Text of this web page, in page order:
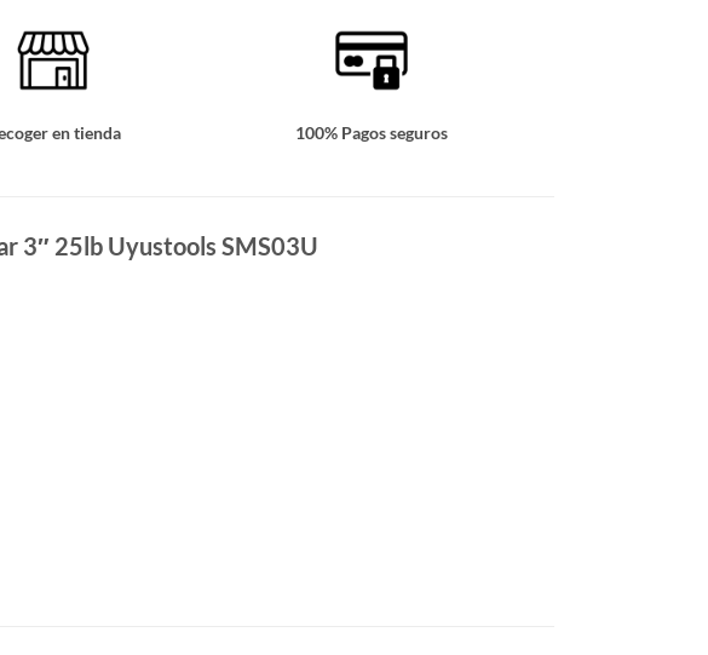
en tienda 100% Pagos seguros
3″ 25lb Uyustools SMS03U